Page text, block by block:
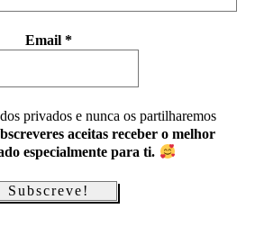
Email *
privados e nunca os partilharemos
aceitas receber o melhor
especialmente para ti.